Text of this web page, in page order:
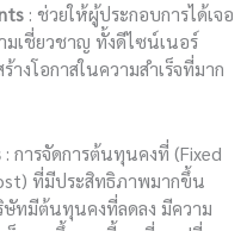
: ช่วยให้ผู้ประกอบการได้เจอ
เชี่ยวชาญ ทั้งดีไซน์เนอร์
างโอกาสในความสำเร็จที่มาก
: การจัดการต้นทุนคงที่ (Fixed
ที่มีประสิทธิภาพมากขึ้น
ษัทมีต้นทุนคงที่ลดลง มีความ